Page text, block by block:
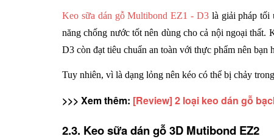
Keo sữa dán gỗ Multibond EZ1 - D3 là giải pháp tối
năng chống nước tốt nên dùng cho cả nội ngoại
D3 còn đạt tiêu chuẩn an toàn với thực phẩm nên bạn
Tuy nhiên, vì là dạng lỏng nên kéo có thể bị chảy
>>> Xem thêm: [Review] 2 loại keo dán gỗ
2.3. Keo sữa dán gỗ 3D Mutibond EZ2